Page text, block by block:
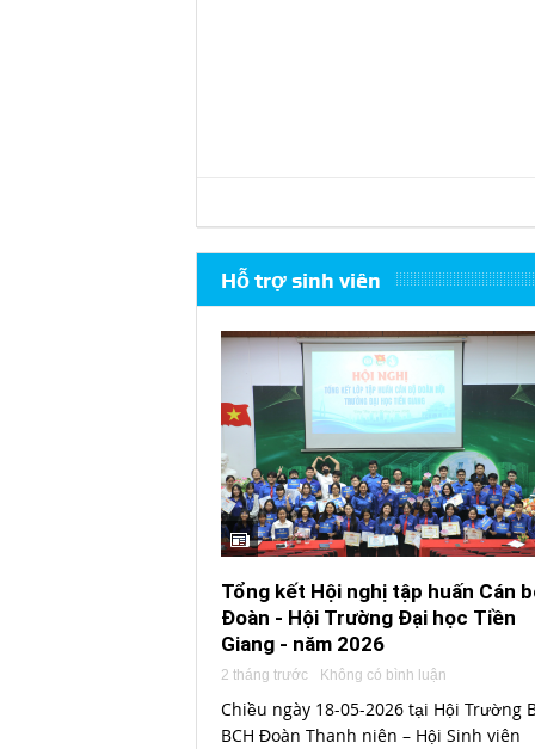
Hỗ trợ sinh viên
Tổng kết Hội nghị tập huấn Cán
Đoàn - Hội Trường Đại học Tiền
Giang - năm 2026
2 tháng trước Không có bình luận
Chiều ngày 18-05-2026 tại Hội Trường
BCH Đoàn Thanh niên – Hội Sinh viên